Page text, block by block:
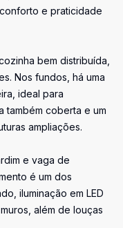
e praticidade
bem distribuída,
Nos fundos, há uma
ideal para
também coberta e um
ampliações.
e vaga de
é um dos
iluminação em LED
além de louças